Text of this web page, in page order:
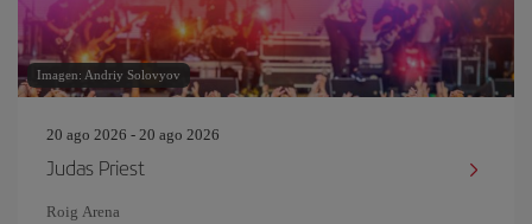
Imagen: Andriy Solovyov
20 ago 2026 - 20 ago 2026
Judas Priest
Roig Arena